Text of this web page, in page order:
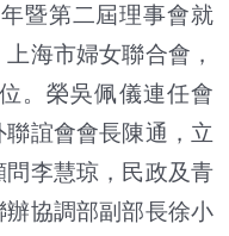
暨第二屆理事會就
海市婦女聯合會，
。榮吳佩儀連任會
誼會會長陳通，立
李慧琼，民政及青
協調部副部長徐小